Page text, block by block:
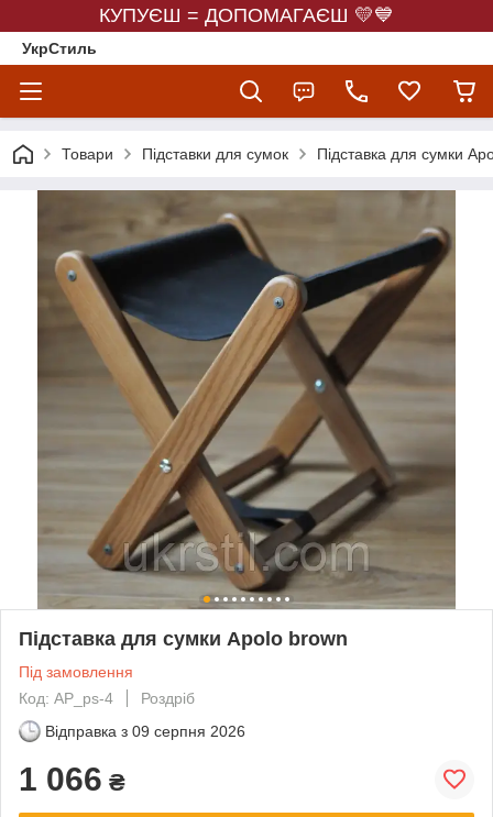
КУПУЄШ = ДОПОМАГАЄШ 💛💙
УкрСтиль
Товари Підставки для сумок Підставка для сумки
Підставка для сумки Apolo brown
Під замовлення
Код: AP_ps-4
Роздріб
Відправка з 09 серпня 2026
1 066 ₴